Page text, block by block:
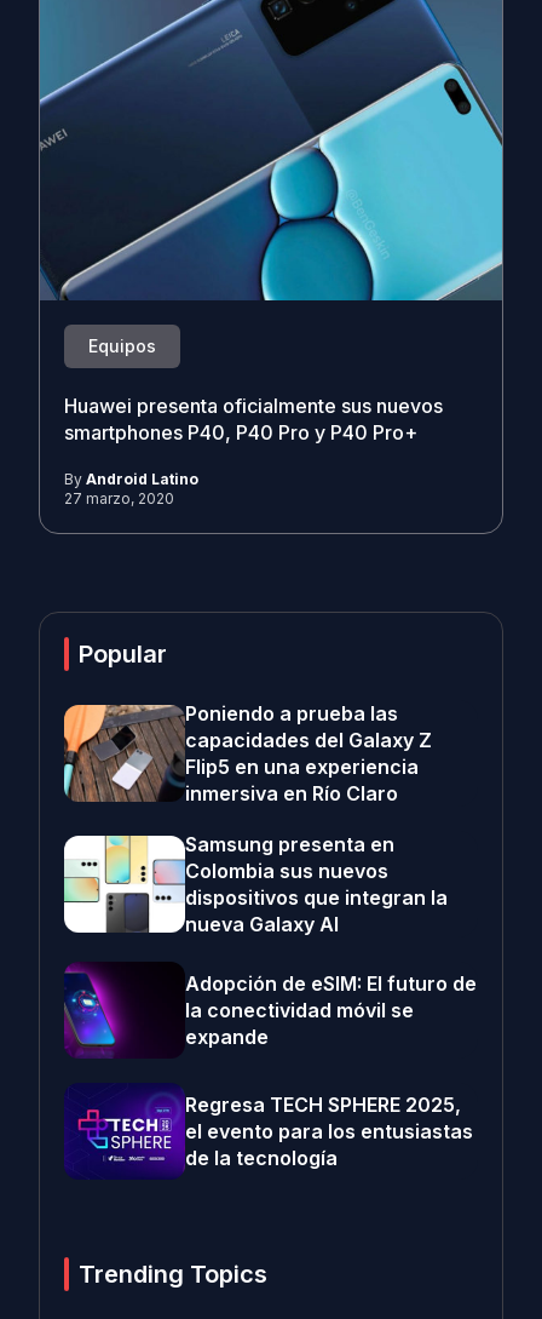
Equipos
Huawei presenta oficialmente sus nuevos
smartphones P40, P40 Pro y P40 Pro+
By Android Latino
27 marzo, 2020
Popular
Poniendo a prueba las
capacidades del Galaxy Z
Flip5 en una experiencia
inmersiva en Río Claro
Samsung presenta en
Colombia sus nuevos
dispositivos que integran la
nueva Galaxy AI
Adopción de eSIM: El futuro de
la conectividad móvil se
expande
Regresa TECH SPHERE 2025,
el evento para los entusiastas
de la tecnología
Trending Topics